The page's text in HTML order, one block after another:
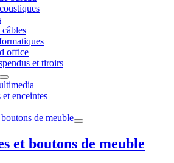
office
et tiroirs
et enceintes
de meuble
et boutons de meuble